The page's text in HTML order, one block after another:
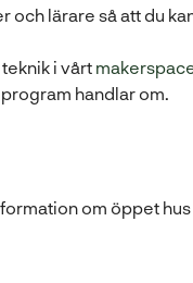
och lärare så att du
i vårt
handlar om.
om öppet